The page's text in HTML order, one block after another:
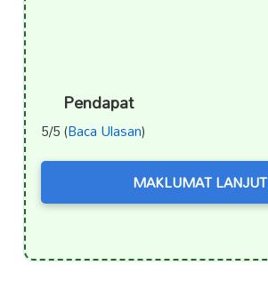
Pendapat
5/5 (Baca Ulasan)
MAKLUMAT LANJUT